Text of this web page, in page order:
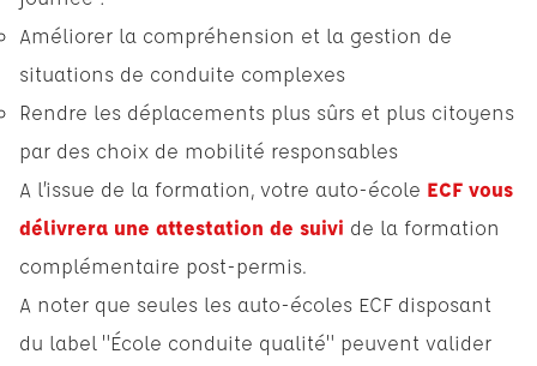
Améliorer la compréhension et la gestion de
situations de conduite complexes
Rendre les déplacements plus sûrs et plus citoyens
par des choix de mobilité responsables
A l’issue de la formation, votre auto-école ECF vous
délivrera une attestation de suivi de la formation
complémentaire post-permis.
A noter que seules les auto-écoles ECF disposant
du label "École conduite qualité" peuvent valider